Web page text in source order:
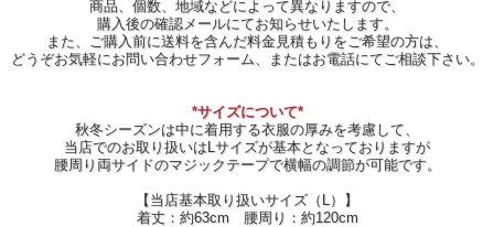
商品、個数、地域などによって異なりますので、
購入後の確認メールにてお知らせいたします。
また、ご購入前に送料を含んだ料金見積もりをご希望の方は、
どうぞお気軽にお問い合わせフォーム、またはお電話にてご相談下さい。
*サイズについて*
秋冬シーズンは中に着用する衣服の厚みを考慮して、
当店でのお取り扱いはLサイズが基本となっておりますが
腰周り両サイドのマジックテープで横幅の調節が可能です。
【当店基本取り扱いサイズ（L）】
着丈：約63cm 腰周り：約120cm